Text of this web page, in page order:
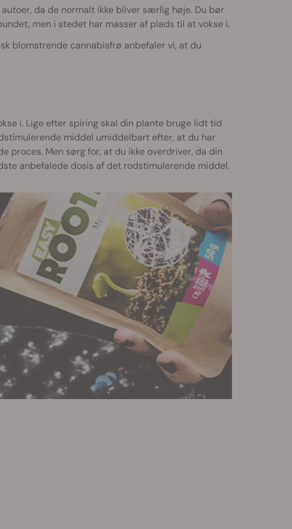
da de normalt ikke bliver særlig høje. Du bør
men i stedet har masser af plads til at vokse i.
blomstrende cannabisfrø anbefaler vi, at du
i. Lige efter spiring skal din plante bruge lidt tid
middel umiddelbart efter, at du har
Men sørg for, at du ikke overdriver, da din
anbefalede dosis af det rodstimulerende middel.